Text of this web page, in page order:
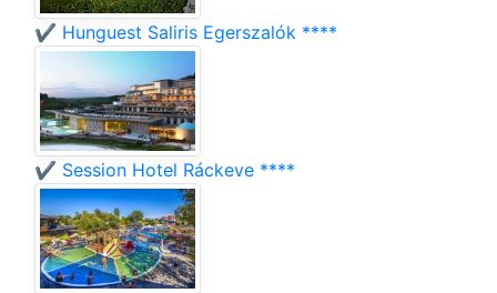
✔️ Hunguest Saliris Egerszalók ****
✔️ Session Hotel Ráckeve ****